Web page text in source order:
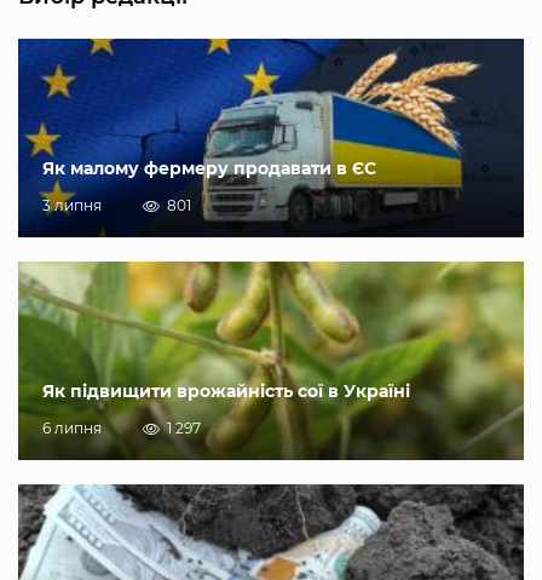
Як малому фермеру продавати в ЄС
3 липня 801
Як підвищити врожайність сої в Україні
6 липня 1 297